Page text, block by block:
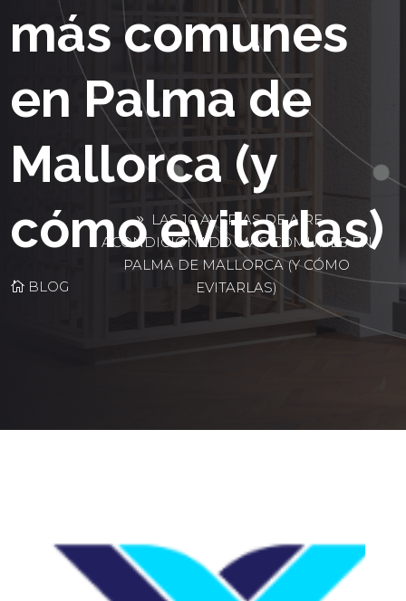
más comunes
en Palma de
Mallorca (y
cómo evitarlas)
BLOG
LAS 10 AVERÍAS DE AIRE
ACONDICIONADO MÁS COMUNES EN
PALMA DE MALLORCA (Y CÓMO
EVITARLAS)